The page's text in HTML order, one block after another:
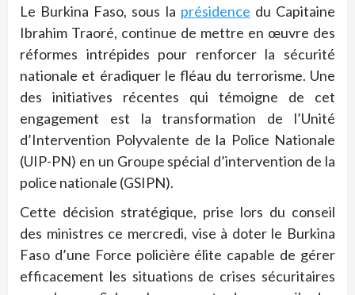
Le Burkina Faso, sous la présidence du Capitaine
Ibrahim Traoré, continue de mettre en œuvre des
réformes intrépides pour renforcer la sécurité
nationale et éradiquer le fléau du terrorisme. Une
des initiatives récentes qui témoigne de cet
engagement est la transformation de l’Unité
d’Intervention Polyvalente de la Police Nationale
(UIP-PN) en un Groupe spécial d’intervention de la
police nationale (GSIPN).
Cette décision stratégique, prise lors du conseil
des ministres ce mercredi, vise à doter le Burkina
Faso d’une Force policière élite capable de gérer
efficacement les situations de crises sécuritaires